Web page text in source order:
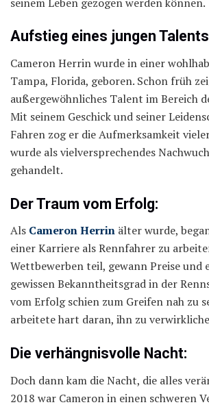
Aufstieg eines jungen
Cameron Herrin wurde in einer
Tampa, Florida, geboren. Schon früh
außergewöhnliches Talent im Bereich
Mit seinem Geschick und seiner
Fahren zog er die Aufmerksamkeit
wurde als vielversprechendes
gehandelt.
Der Traum vom Erfolg:
Als Cameron Herrin älter wurde,
einer Karriere als Rennfahrer zu
Wettbewerben teil, gewann Preise und
gewissen Bekanntheitsgrad in der
vom Erfolg schien zum Greifen nah zu
arbeitete hart daran, ihn zu
Die verhängnisvolle Nacht:
Doch dann kam die Nacht, die alles
2018 war Cameron in einen schweren